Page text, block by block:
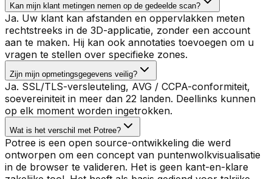
Kan mijn klant metingen nemen op de gedeelde scan?
Ja. Uw klant kan afstanden en oppervlakken meten
rechtstreeks in de 3D-applicatie, zonder een account
aan te maken. Hij kan ook annotaties toevoegen om u
vragen te stellen over specifieke zones.
Zijn mijn opmetingsgegevens veilig?
Ja. SSL/TLS-versleuteling, AVG / CCPA-conformiteit,
soevereiniteit in meer dan 22 landen. Deellinks kunnen
op elk moment worden ingetrokken.
Wat is het verschil met Potree?
Potree is een open source-ontwikkeling die werd
ontworpen om een concept van puntenwolkvisualisatie
in de browser te valideren. Het is geen kant-en-klare